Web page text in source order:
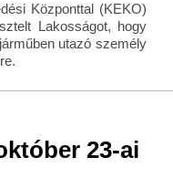
Központtal (KEKO)
Lakosságot, hogy
utazó személy
23-ai